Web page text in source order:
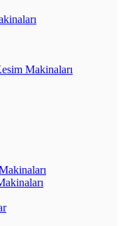
Makinaları